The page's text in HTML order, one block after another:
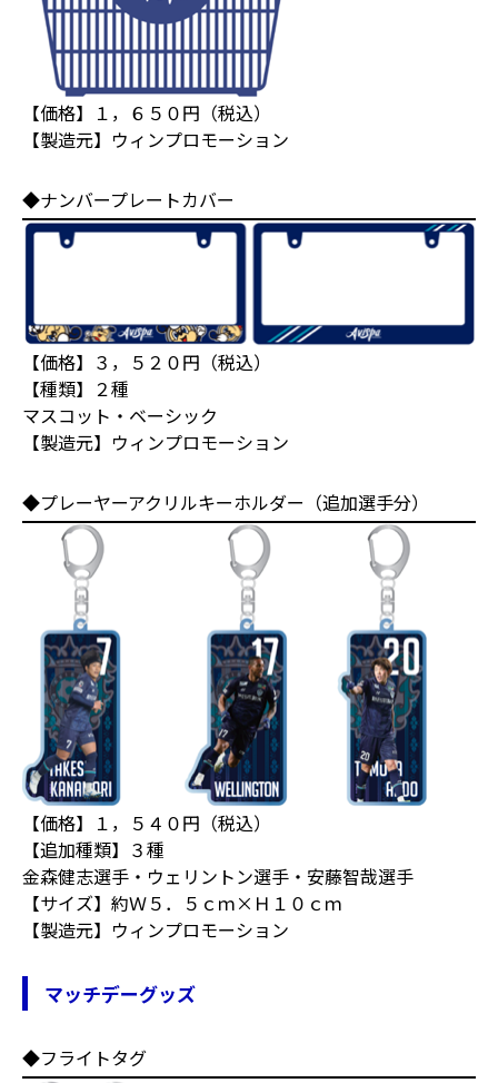
【価格】１，６５０円（税込）
【製造元】ウィンプロモーション
◆ナンバープレートカバー
【価格】３，５２０円（税込）
【種類】２種
マスコット・ベーシック
【製造元】ウィンプロモーション
◆プレーヤーアクリルキーホルダー（追加選手分）
【価格】１，５４０円（税込）
【追加種類】３種
金森健志選手・ウェリントン選手・安藤智哉選手
【サイズ】約Ｗ５．５ｃｍ×Ｈ１０ｃｍ
【製造元】ウィンプロモーション
マッチデーグッズ
◆フライトタグ